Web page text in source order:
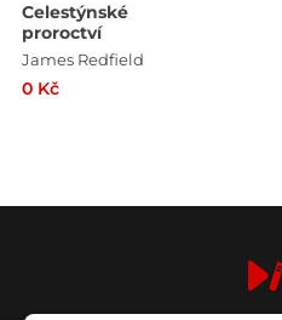
Celestýnské
proroctví
James Redfield
0 Kč